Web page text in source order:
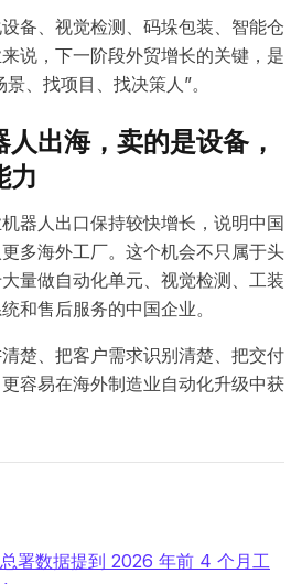
备、视觉检测、码垛包装、智能仓
说，下一阶段外贸增长的关键，是
、找项目、找决策人”。
出海，卖的是设备，
力
器人出口保持较快增长，说明中国
多海外工厂。这个机会不只属于头
量做自动化单元、视觉检测、工装
和售后服务的中国企业。
楚、把客户需求识别清楚、把交付
容易在海外制造业自动化升级中获
署数据提到 2026 年前 4 个月工